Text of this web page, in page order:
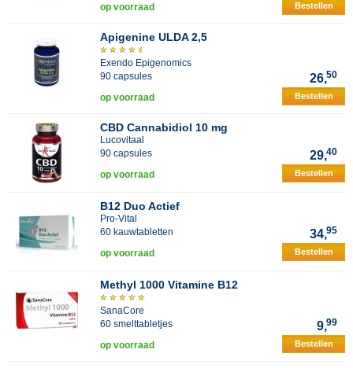
op voorraad Bestellen
Apigenine ULDA 2,5
Exendo Epigenomics
90 capsules
26,50
op voorraad Bestellen
CBD Cannabidiol 10 mg
Lucovitaal
90 capsules
29,40
op voorraad Bestellen
B12 Duo Actief
Pro-Vital
60 kauwtabletten
34,95
op voorraad Bestellen
Methyl 1000 Vitamine B12
SanaCore
60 smelttabletjes
9,99
op voorraad Bestellen